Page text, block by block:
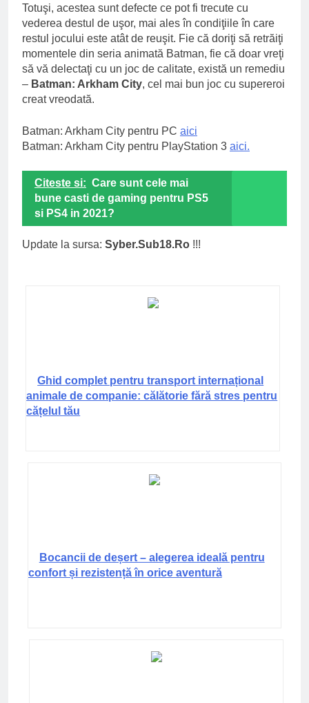
Totuşi, acestea sunt defecte ce pot fi trecute cu
vederea destul de uşor, mai ales în condiţiile în care
restul jocului este atât de reuşit. Fie că doriţi să retrăiţi
momentele din seria animată Batman, fie că doar vreţi
să vă delectaţi cu un joc de calitate, există un remediu
– Batman: Arkham City, cel mai bun joc cu supereroi
creat vreodată.
Batman: Arkham City pentru PC aici
Batman: Arkham City pentru PlayStation 3 aici.
Citeste si: Care sunt cele mai
bune casti de gaming pentru PS5
si PS4 in 2021?
Update la sursa: Syber.Sub18.Ro !!!
Ghid complet pentru transport internațional
animale de companie: călătorie fără stres pentru
cățelul tău
Bocancii de deșert – alegerea ideală pentru
confort și rezistență în orice aventură